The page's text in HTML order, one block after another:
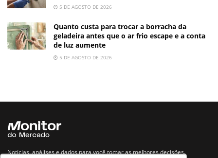
5 DE AGOSTO DE 2026
Quanto custa para trocar a borracha da
geladeira antes que o ar frio escape e a conta
de luz aumente
5 DE AGOSTO DE 2026
Notícias, análises e dados para você tomar as melhores decisões.